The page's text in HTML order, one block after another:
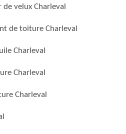
velux Charleval
de toiture Charleval
Charleval
Charleval
Charleval